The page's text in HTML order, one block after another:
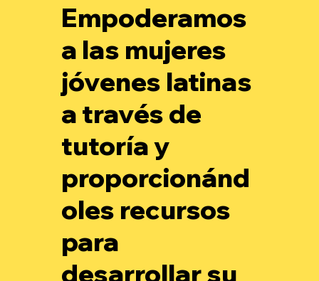
Empoderamos
a las mujeres
jóvenes latinas
a través de
tutoría y
proporcionánd
oles recursos
para
desarrollar su